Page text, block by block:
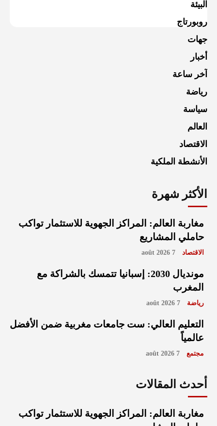
البيئة
روبورتاج
جهات
أخبار
آخر ساعة
رياضة
سياسة
العالم
الاقتصاد
الأنشطة الملكية
الأكثر شهرة
مغاربة العالم: المراكز الجهوية للاستثمار تواكب
حاملي المشاريع
الاقتصاد 7 août 2026
مونديال 2030: إسبانيا تتمسك بالشراكة مع
المغرب
رياضة 7 août 2026
التعليم العالي: ست جامعات مغربية ضمن الأفضل
عالمياً
مجتمع 7 août 2026
أحدث المقالات
مغاربة العالم: المراكز الجهوية للاستثمار تواكب